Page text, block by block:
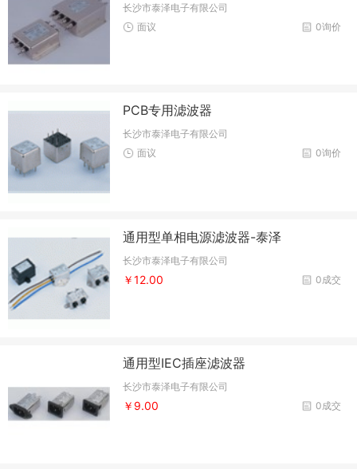
长沙市泰泽电子有限公司
0询价
面议
PCB专用滤波器
长沙市泰泽电子有限公司
0询价
面议
通用型单相电源滤波器-泰泽
长沙市泰泽电子有限公司
0成交
￥12.00
通用型IEC插座滤波器
长沙市泰泽电子有限公司
0成交
￥9.00